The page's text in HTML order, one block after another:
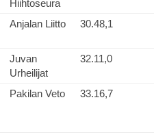
Hiihtoseura
Anjalan Liitto 30.48,1
Juvan
Urheilijat
32.11,0
Pakilan Veto 33.16,7